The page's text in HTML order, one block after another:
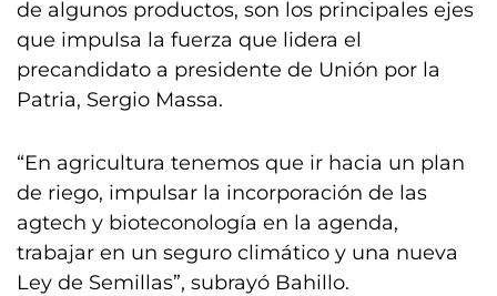
de algunos productos, son los principales ejes
que impulsa la fuerza que lidera el
precandidato a presidente de Unión por la
Patria, Sergio Massa.
“En agricultura tenemos que ir hacia un plan
de riego, impulsar la incorporación de las
agtech y bioteconología en la agenda,
trabajar en un seguro climático y una nueva
Ley de Semillas”, subrayó Bahillo.